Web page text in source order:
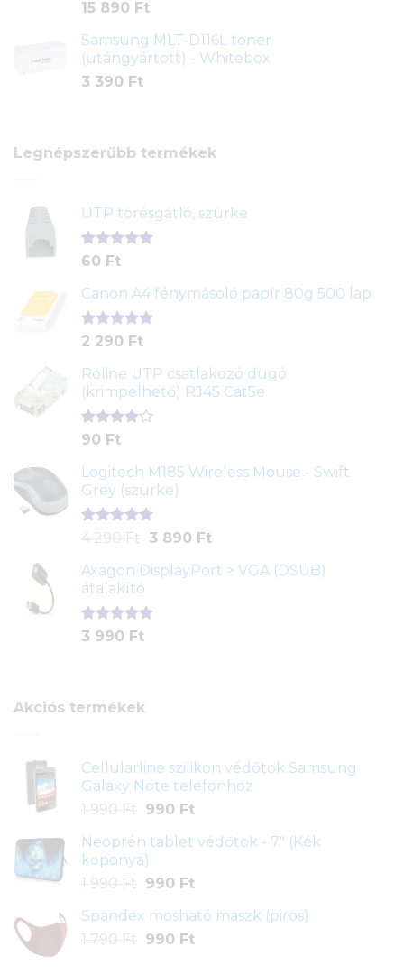
15 890 Ft
Samsung MLT-D116L toner
(utángyártott) - Whitebox
3 390 Ft
Legnépszerűbb termékek
UTP törésgátló, szürke
Értékelés
ből,
1
értékelés
alapján
60 Ft
Canon A4 fénymásoló papír 80g 500 lap
Értékelés
ből,
2
értékelés
alapján
2 290 Ft
Roline UTP csatlakozó dugó
(krimpelhető) RJ45 Cat5e
Értékelés
5-ből,
2
értékelés
alapján
90 Ft
Logitech M185 Wireless Mouse - Swift
Grey (szürke)
Értékelés
ből,
1
értékelés
alapján
4 290 Ft
Original
was:
290 Ft.
3 890 FtCurrent
is:
Axagon DisplayPort > VGA (DSUB)
átalakító
Értékelés
1
3 990 Ft
Akciós termékek
Cellularline szilikon védőtok Samsung
Galaxy Note telefonhoz
1 990 Ft
Original
was:
1
990 Ft.
990 FtCurrent
is:
Neoprén tablet védőtok - 7" (Kék
koponya)
1 990 Ft
Original
was:
1
990 FtCurrent
is:
990 Ft.
Spandex mosható maszk (piros)
1 790 Ft
Original
990 FtCurrent